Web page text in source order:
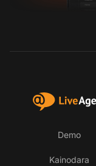
Demo
Kainodara